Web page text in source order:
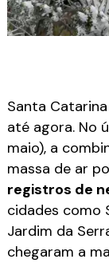
Santa
até agora. No
maio), a
massa de ar
registros de
cidades como
Jardim da
chegaram a